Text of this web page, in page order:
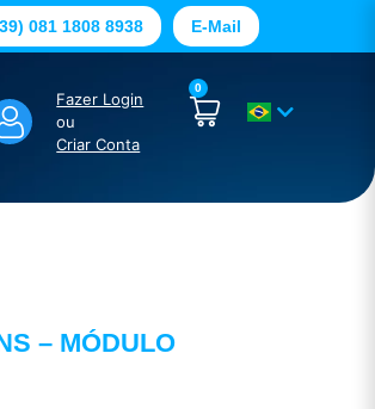
081 1808 8938 E-Mail
Fazer Login
ou
Criar Conta
0
– MÓDULO